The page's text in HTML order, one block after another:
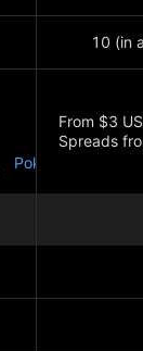
10 (in
Pokaż więcej
From $3
Spreads